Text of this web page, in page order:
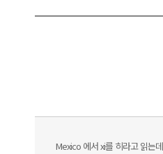
Mexico 에서 xi를 히라고 읽는